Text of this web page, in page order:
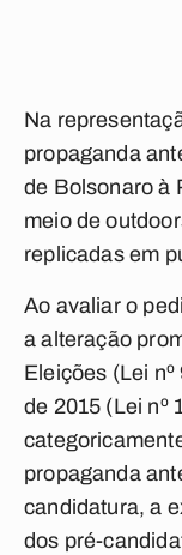
Na
propaganda
de Bolsonaro à
meio de
replicadas em
Ao avaliar o
a alteração
Eleições (Lei
de 2015 (Lei nº
propaganda
candidatura, a
dos pré-